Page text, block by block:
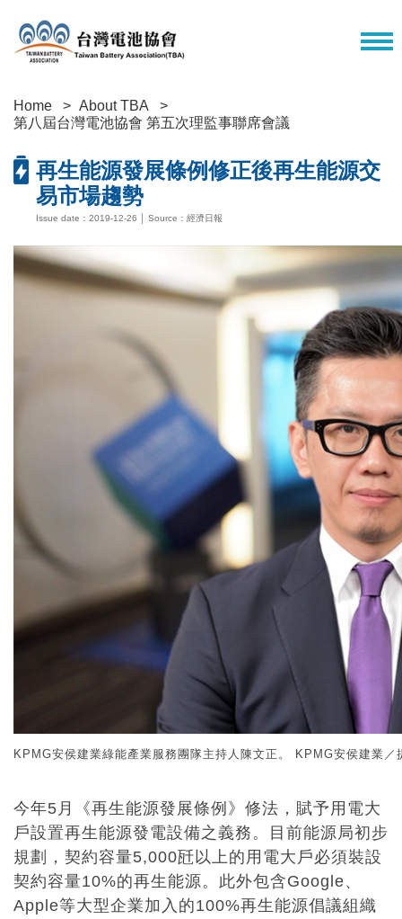
Home
About TBA
第八屆台灣電池協會 第五次理監事聯席會議
再生能源發展條例修正後再生能源交
易市場趨勢
Issue date：2019-12-26 │ Source：經濟日報
KPMG安侯建業綠能產業服務團隊主持人陳文正。 KPMG安侯建業／
今年5月《再生能源發展條例》修法，賦予用電大
戶設置再生能源發電設備之義務。目前能源局初步
規劃，契約容量5,000瓩以上的用電大戶必須裝設
契約容量10%的再生能源。此外包含Google、
Apple等大型企業加入的100%再生能源倡議組織